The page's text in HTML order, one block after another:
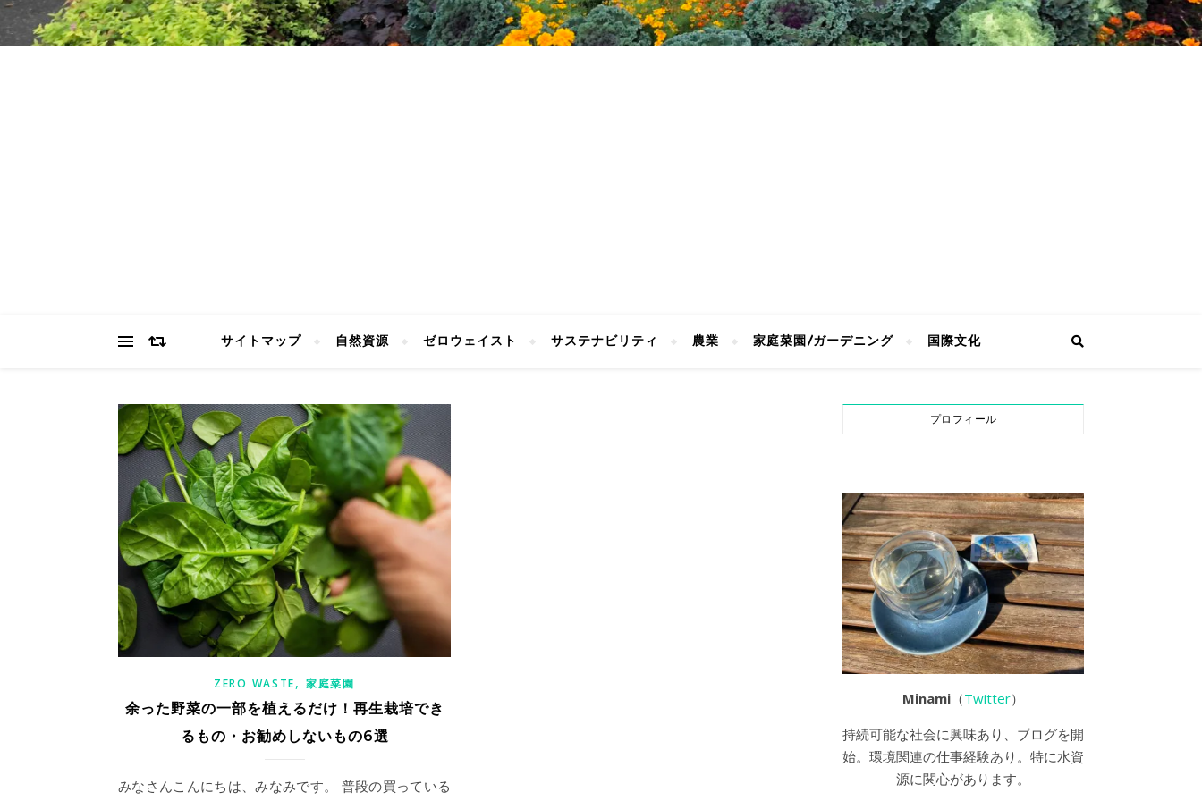
サイトマップ 自然資源 ゼロウェイスト サステナビリティ 農業 家庭菜園/ガーデニング 国際文化
ZERO WASTE,家庭菜園
余った野菜の一部を植えるだけ！再生栽培でき
るもの・お勧めしないもの6選
みなさんこんにちは、みなみです。 普段の買っている
プロフィール
Minami （Twitter）
持続可能な社会に興味あり、ブログを開
始。環境関連の仕事経験あり。特に水資
源に関心があります。